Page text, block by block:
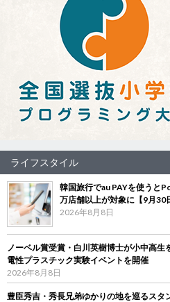
ライフスタイル
韓国旅行でau PAYを使うと
万店舗以上が対象に【9月30
2026年8月8日
ノーベル賞受賞・白川英樹博士が小中高
電性プラスチック実験イベントを開催
2026年8月8日
豊臣秀吉・秀長兄弟ゆかりの地を巡るス